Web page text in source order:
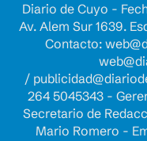
Diario de Cuyo -
Av. Alem Sur 1639.
Contacto:
/
264 5045343 -
Secretario de
Mario Romero -